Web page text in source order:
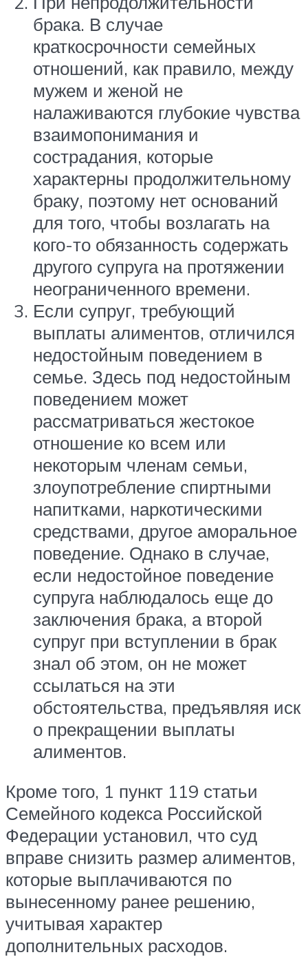
брака. В случае
краткосрочности семейных
отношений, как правило, между
мужем и женой не
налаживаются глубокие чувства
взаимопонимания и
сострадания, которые
характерны продолжительному
браку, поэтому нет оснований
для того, чтобы возлагать на
кого-то обязанность содержать
другого супруга на протяжении
неограниченного времени.
Если супруг, требующий
выплаты алиментов, отличился
недостойным поведением в
семье. Здесь под недостойным
поведением может
рассматриваться жестокое
отношение ко всем или
некоторым членам семьи,
злоупотребление спиртными
напитками, наркотическими
средствами, другое аморальное
поведение. Однако в случае,
если недостойное поведение
супруга наблюдалось еще до
заключения брака, а второй
супруг при вступлении в брак
знал об этом, он не может
ссылаться на эти
обстоятельства, предъявляя иск
о прекращении выплаты
алиментов.
Кроме того, 1 пункт 119 статьи
Семейного кодекса Российской
Федерации установил, что суд
вправе снизить размер алиментов,
которые выплачиваются по
вынесенному ранее решению,
учитывая характер
дополнительных расходов.